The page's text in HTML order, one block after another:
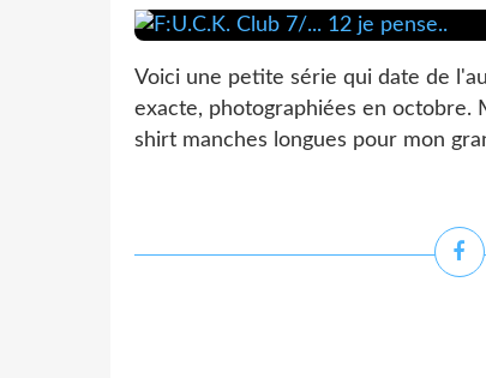
Voici une petite série qui date de
exacte, photographiées en octobre.
shirt manches longues pour mon